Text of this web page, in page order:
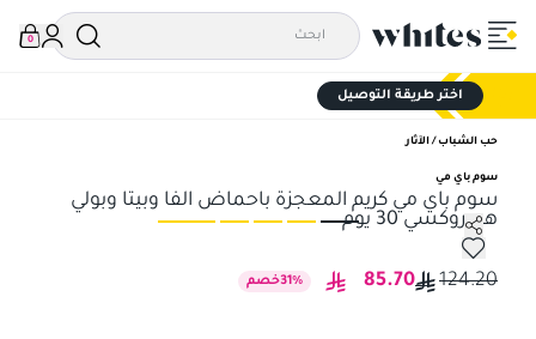
0
اختر طريقة التوصيل
حب الشباب / الآثار
سوم باي مي
سوم باي مي كريم المعجزة باحماض الفا وبيتا وبولي
هيدروكسي 30 يوم
سوم باي مي كريم المعجزة باحماض الفا وبيتا وبولي هيدروكسي 30 يوم
124.20
85.70
31% خصم